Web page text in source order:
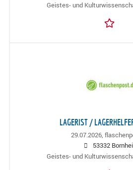
Geistes- und
LAGERIST /
29.07.2026,
53332
Geistes- und